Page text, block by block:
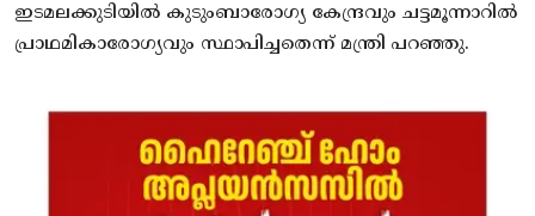
ഇടമലക്കുടിയില്‍ കുടുംബാരോഗ്യ കേന്ദ്രവും ചട്ടമൂന്നാറില്‍
പ്രാഥമികാരോഗ്യവും സ്ഥാപിച്ചതെന്ന് മന്ത്രി പറഞ്ഞു.